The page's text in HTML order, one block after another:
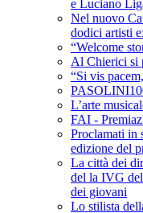
e Luciano
Nel nuovo
dodici artisti
“Welcome
Al Chierici si
“Si vis
L’arte
FAI -
Proclamati in
edizione del
La città dei
del la IVG
dei giovani
Lo stilista